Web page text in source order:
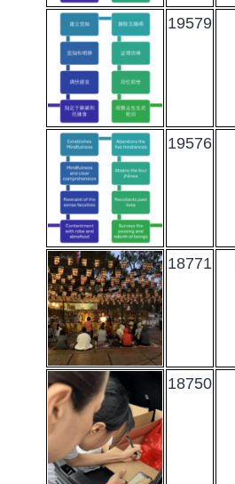
19579
19576
18771
18750